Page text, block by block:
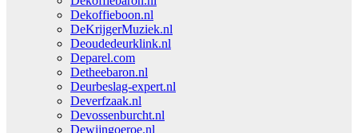
Dekoffieboon.nl
DeKrijgerMuziek.nl
Deoudedeurklink.nl
Deparel.com
Detheebaron.nl
Deurbeslag-expert.nl
Deverfzaak.nl
Devossenburcht.nl
Dewijngoeroe.nl